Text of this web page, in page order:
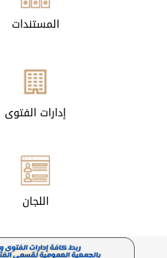
المستندات
إدارات الفتوى
اللجان